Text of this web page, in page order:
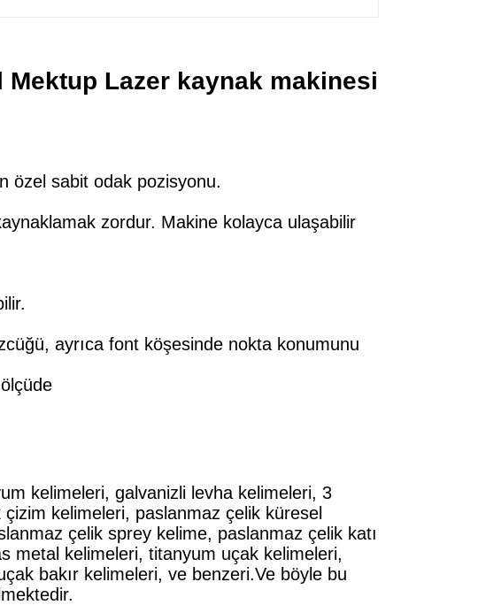
Mektup Lazer kaynak makinesi
özel sabit odak pozisyonu.
zordur. Makine kolayca ulaşabilir
ayrıca font köşesinde nokta konumunu
kelimeleri, galvanizli levha kelimeleri, 3
kelimeleri, paslanmaz çelik küresel
çelik sprey kelime, paslanmaz çelik katı
metal kelimeleri, titanyum uçak kelimeleri,
bakır kelimeleri, ve benzeri.Ve böyle bu